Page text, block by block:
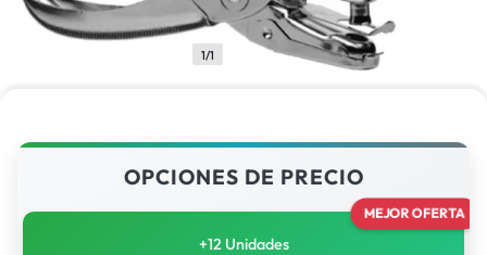
1/1
OPCIONES DE PRECIO
MEJOR OFERTA
+12 Unidades